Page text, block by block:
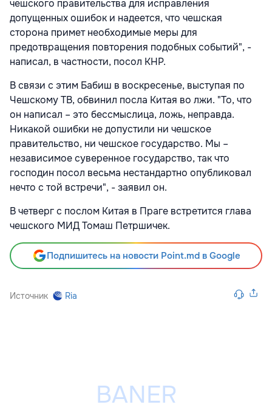
чешского правительства для исправления
допущенных ошибок и надеется, что чешская
сторона примет необходимые меры для
предотвращения повторения подобных событий", -
написал, в частности, посол КНР.
В связи с этим Бабиш в воскресенье, выступая по
Чешскому ТВ, обвинил посла Китая во лжи. "То, что
он написал – это бессмыслица, ложь, неправда.
Никакой ошибки не допустили ни чешское
правительство, ни чешское государство. Мы –
независимое суверенное государство, так что
господин посол весьма нестандартно опубликовал
нечто с той встречи", - заявил он.
В четверг с послом Китая в Праге встретится глава
чешского МИД Томаш Петршичек.
Подпишитесь на новости Point.md в Google
Источник Ria